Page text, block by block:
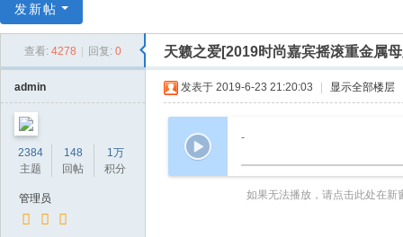
岳
发新帖
查看: 4278 回复: 0 天籁之爱[2019时尚嘉宾摇滚重金属
admin
2384
主题
148
回帖
1万
积分
管理员
发表于 2019-6-23 21:20:03 显示全部楼层
-
如果无法播放，请点击此处在新